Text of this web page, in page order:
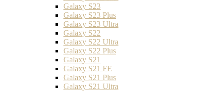
Galaxy S23
Galaxy S23 Plus
Galaxy S23 Ultra
Galaxy S22
Galaxy S22 Ultra
Galaxy S22 Plus
Galaxy S21
Galaxy S21 FE
Galaxy S21 Plus
Galaxy S21 Ultra